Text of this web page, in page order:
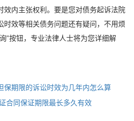
效内主张权利。要是您对债务起诉法院
时效等相关债务问题还有疑问，不用烦
”按钮，专业法律人士将为您详细解
保期限的诉讼时效为几年内怎么算
合同保证期限最长多久有效